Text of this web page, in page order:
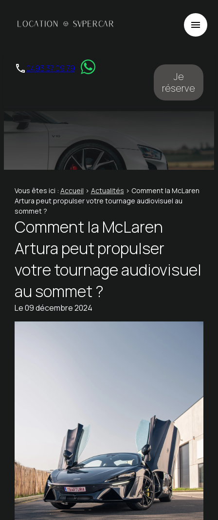
menu
phone0493 37 09 79
Je
réserve
Vous êtes ici : Accueil > Actualités > Comment la McLaren
Artura peut propulser votre tournage audiovisuel au
sommet ?
Comment la McLaren
Artura peut propulser
votre tournage audiovisuel
au sommet ?
Le09 décembre 2024